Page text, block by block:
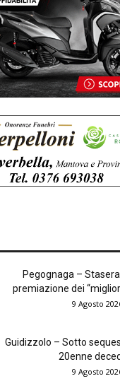
Pegognaga –
premiazione dei
9 Agosto
Guidizzolo – Sotto
20enne
9 Agosto